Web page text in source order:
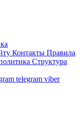
Контакты Правила
Структура
telegram viber